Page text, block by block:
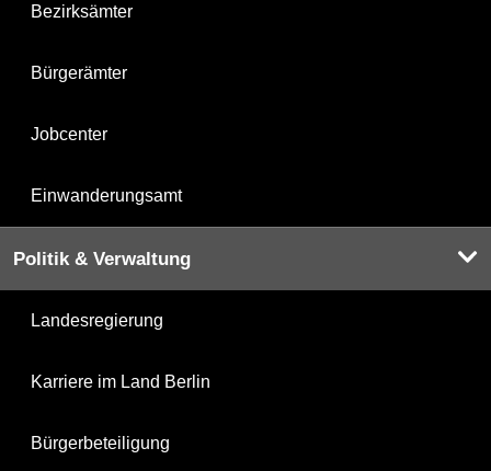
Bezirksämter
Bürgerämter
Jobcenter
Einwanderungsamt
Politik & Verwaltung
Landesregierung
Karriere im Land Berlin
Bürgerbeteiligung